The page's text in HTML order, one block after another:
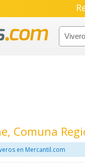
Comuna
en Mercantil.com